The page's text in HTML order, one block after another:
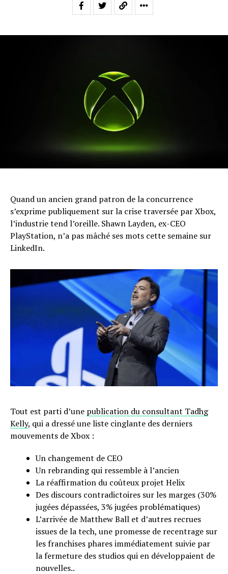
Quand un ancien grand patron de la concurrence
s’exprime publiquement sur la crise traversée par Xbox,
l’industrie tend l’oreille. Shawn Layden, ex-CEO
PlayStation, n’a pas mâché ses mots cette semaine sur
LinkedIn.
Tout est parti d’une publication du consultant Tadhg
Kelly, qui a dressé une liste cinglante des derniers
mouvements de Xbox :
Un changement de CEO
Un rebranding qui ressemble à l’ancien
La réaffirmation du coûteux projet Helix
Des discours contradictoires sur les marges (30%
jugées dépassées, 3% jugées problématiques)
L’arrivée de Matthew Ball et d’autres recrues
issues de la tech, une promesse de recentrage sur
les franchises phares immédiatement suivie par
la fermeture des studios qui en développaient de
nouvelles..